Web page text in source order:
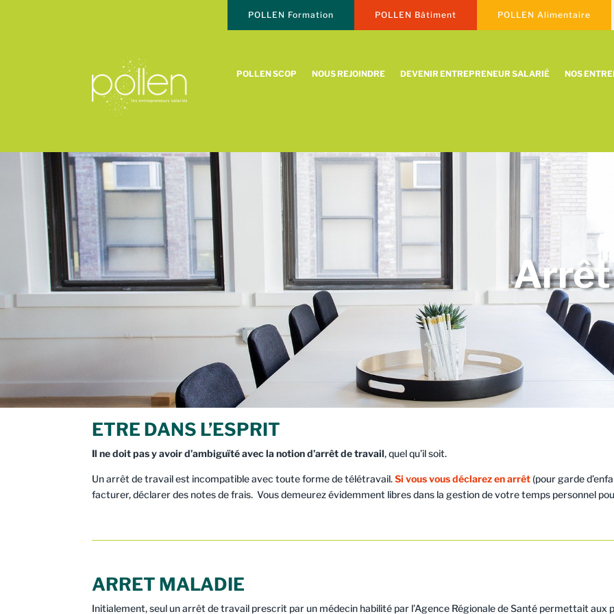
POLLEN Formation POLLEN Bâtiment POLLEN Alimentaire
POLLEN SCOP NOUS REJOINDRE DEVENIR ENTREPRENEUR SALARIÉ NOS
Arrêt
ETRE DANS L’ESPRIT
Il ne doit pas y avoir d’ambiguïté avec la notion d’arrêt de travail, quel qu’il soit.
Un arrêt de travail est incompatible avec toute forme de télétravail.Si vous vous déclarez en arrêt (pour garde
facturer, déclarer des notes de frais. Vous demeurez évidemment libres dans la gestion de votre temps personnel
ARRET MALADIE
Initialement, seul un arrêt de travail prescrit par un médecin habilité par l’Agence Régionale de Santé permettait aux